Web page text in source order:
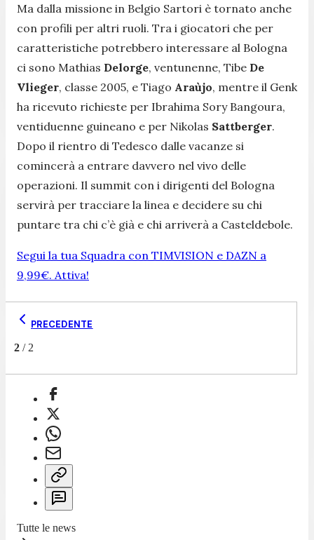
Ma dalla missione in Belgio Sartori è tornato anche
con profili per altri ruoli. Tra i giocatori che per
caratteristiche potrebbero interessare al Bologna
ci sono Mathias Delorge, ventunenne, Tibe De
Vlieger, classe 2005, e Tiago Araùjo, mentre il Genk
ha ricevuto richieste per Ibrahima Sory Bangoura,
ventiduenne guineano e per Nikolas Sattberger.
Dopo il rientro di Tedesco dalle vacanze si
comincerà a entrare davvero nel vivo delle
operazioni. Il summit con i dirigenti del Bologna
servirà per tracciare la linea e decidere su chi
puntare tra chi c’è già e chi arriverà a Casteldebole.
Segui la tua Squadra con TIMVISION e DAZN a
9,99€. Attiva!
PRECEDENTE
2 / 2
Tutte le news